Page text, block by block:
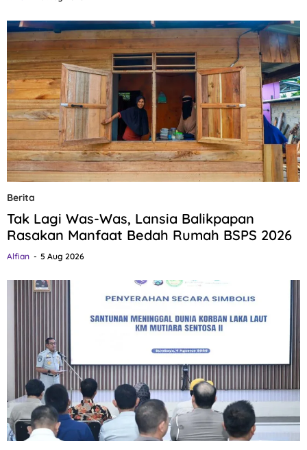
Berita
Tak Lagi Was-Was, Lansia Balikpapan
Rasakan Manfaat Bedah Rumah BSPS 2026
Alfian 5 Aug 2026